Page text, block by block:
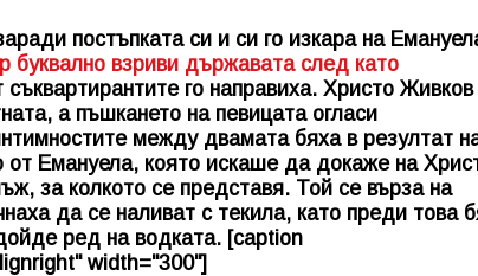
постъпката си и си го изкара на
взриви държавата след като
го направиха. Христо Живков
а пъшкането на певицата огласи
между двамата бяха в резултат
от Емануела, която искаше да докаже на
за колкото се представя. Той се върза на
да се наливат с текила, като преди това
ред на водката. [caption
width="300"]